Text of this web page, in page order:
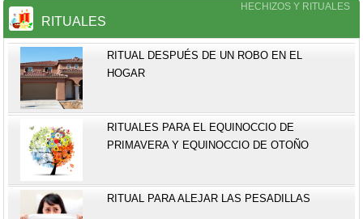
HECHIZOS Y RITUALES
RITUALES
RITUAL DESPUÉS DE UN ROBO EN EL
HOGAR
RITUALES PARA EL EQUINOCCIO DE
PRIMAVERA Y EQUINOCCIO DE OTOÑO
RITUAL PARA ALEJAR LAS PESADILLAS